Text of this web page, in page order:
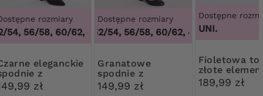
rozmiary
56/58, 60/62,48/50, 52/54, 56/58, 60/62
z
zł
Dostępne rozmiary
48/50, 52/54, 56/58, 60/62,48/50, 52/54,
Granatowe
spodnie z
kieszeniami
149,99 zł
Dostępne
UNI.
Fioletowa torebka
złote
189,99 zł